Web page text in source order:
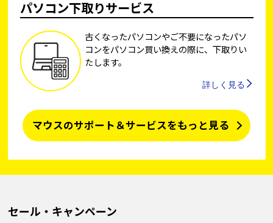
パソコン下取りサービス
古くなったパソコンやご不要になったパソ
コンをパソコン買い換えの際に、下取りい
たします。
詳しく見る
マウスのサポート＆サービスをもっと見る
セール・キャンペーン